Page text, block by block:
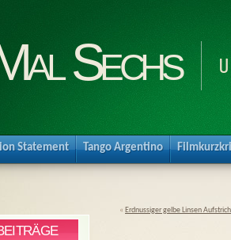
Sechs
Statement Tango Argentino
« Erdnussiger gelbe Linsen Aufstrich